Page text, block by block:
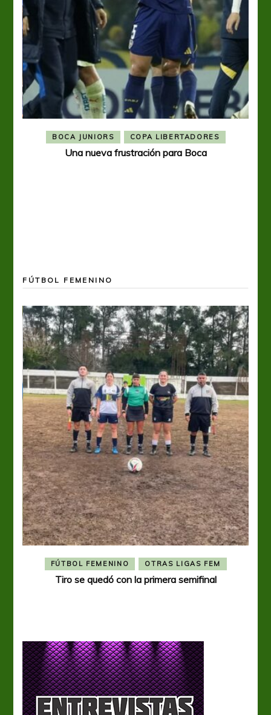
BOCA JUNIORS COPA LIBERTADORES
Una nueva frustración para Boca
FÚTBOL FEMENINO
FÚTBOL FEMENINO OTRAS LIGAS FEM
Tiro se quedó con la primera semifinal